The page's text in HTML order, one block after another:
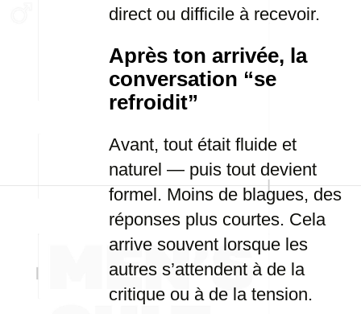
direct ou difficile à recevoir.
Après ton arrivée, la
conversation “se
refroidit”
Avant, tout était fluide et
naturel — puis tout devient
formel. Moins de blagues, des
réponses plus courtes. Cela
arrive souvent lorsque les
autres s’attendent à de la
critique ou à de la tension.